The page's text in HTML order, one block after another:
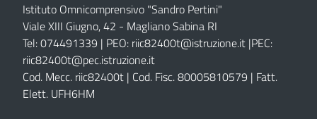
Istituto Omnicomprensivo "Sandro Pertini"
Viale XIII Giugno, 42 - Magliano Sabina RI
Tel: 074491339 | PEO: riic82400t@istruzione.it |PEC:
riic82400t@pec.istruzione.it
Cod. Mecc. riic82400t | Cod. Fisc. 80005810579 | Fatt.
Elett. UFH6HM